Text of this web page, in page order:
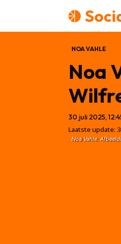
NOA VAHLE
Noa
30 juli 2025,
Laatste update:
Noa Vahle.